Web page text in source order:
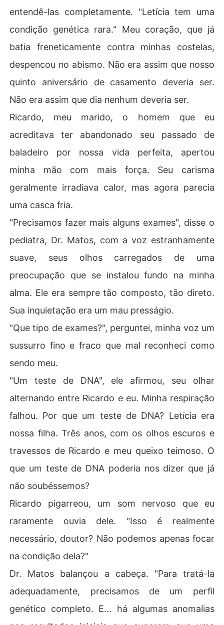
entendê-las completamente. "Letícia tem uma
condição genética rara." Meu coração, que já
batia freneticamente contra minhas costelas,
despencou no abismo. Não era assim que nosso
quinto aniversário de casamento deveria ser.
Não era assim que dia nenhum deveria ser.
Ricardo, meu marido, o homem que eu
acreditava ter abandonado seu passado de
baladeiro por nossa vida perfeita, apertou
minha mão com mais força. Seu carisma
geralmente irradiava calor, mas agora parecia
uma casca fria.
"Precisamos fazer mais alguns exames", disse o
pediatra, Dr. Matos, com a voz estranhamente
suave, seus olhos carregados de uma
preocupação que se instalou fundo na minha
alma. Ele era sempre tão composto, tão direto.
Sua inquietação era um mau presságio.
"Que tipo de exames?", perguntei, minha voz um
sussurro fino e fraco que mal reconheci como
sendo meu.
"Um teste de DNA", ele afirmou, seu olhar
alternando entre Ricardo e eu. Minha respiração
falhou. Por que um teste de DNA? Letícia era
nossa filha. Três anos, com os olhos escuros e
travessos de Ricardo e meu queixo teimoso. O
que um teste de DNA poderia nos dizer que já
não soubéssemos?
Ricardo pigarreou, um som nervoso que eu
raramente ouvia dele. "Isso é realmente
necessário, doutor? Não podemos apenas focar
na condição dela?"
Dr. Matos balançou a cabeça. "Para tratá-la
adequadamente, precisamos de um perfil
genético completo. E... há algumas anomalias